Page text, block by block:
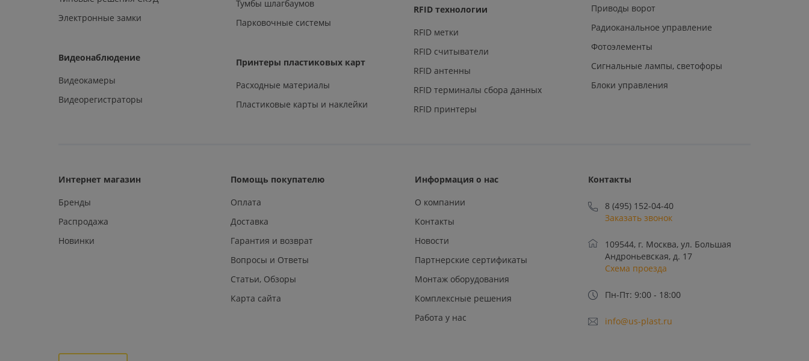
Электронные замки
Видеонаблюдение
Видеокамеры
Видеорегистраторы
Тумбы шлагбаумов
Парковочные системы
Принтеры пластиковых карт
Расходные материалы
Пластиковые карты и наклейки
RFID технологии
RFID метки
RFID считыватели
RFID антенны
RFID терминалы сбора данных
RFID принтеры
Приводы ворот
Радиоканальное управление
Фотоэлементы
Сигнальные лампы, светофоры
Блоки управления
Интернет магазин
Бренды
Распродажа
Новинки
Помощь покупателю
Оплата
Доставка
Гарантия и возврат
Вопросы и Ответы
Статьи, Обзоры
Карта сайта
Информация о нас
О компании
Контакты
Новости
Партнерские сертификаты
Монтаж оборудования
Комплексные решения
Работа у нас
Контакты
8 (495) 152-04-40
Заказать звонок
109544, г. Москва, ул. Большая
Андроньевская, д. 17
Схема проезда
Пн-Пт: 9:00 - 18:00
info@us-plast.ru